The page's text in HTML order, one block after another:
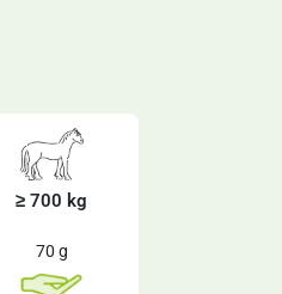
≥ 700 kg
70 g